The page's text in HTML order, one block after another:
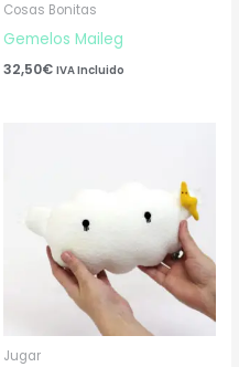
Cosas Bonitas
Gemelos Maileg
32,50€ IVA Incluido
Jugar